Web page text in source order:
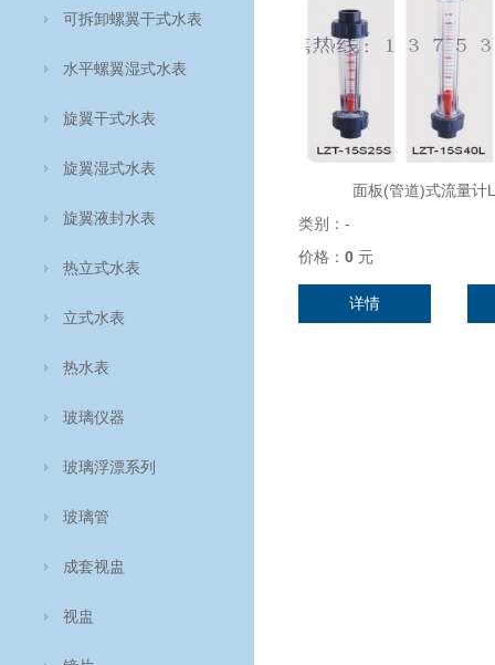
面板(管道)式流量计
类别： -
价格： 0 元
详情
可拆卸螺翼干式水表
水平螺翼湿式水表
旋翼干式水表
旋翼湿式水表
旋翼液封水表
热立式水表
立式水表
热水表
玻璃仪器
玻璃浮漂系列
玻璃管
成套视盅
视盅